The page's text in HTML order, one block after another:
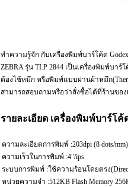
ทำความรู้จัก กับเครื่องพิมพ์บาร์โค้ด
ZEBRA รุ่น TLP 2844 เป็นเครื่องพิมพ์บา
ต้องไช้หมึก หรือพิมพ์แบบผ่านผ้าหมึก
สามารถสอบถามหรือว่าสั่งซื้อได้ที่ร้านของ
รายละเอียด เครื่องพิมพ์บาร์โค้
ความละเอียดการพิมพ์ :203dpi (8 dots/mm)
ความเร็วในการพิมพ์ :4"/ips
ระบบการพิมพ์ :ใช้ความร้อนโดยตรง
หน่วยความจำ :512KB Flash Memory